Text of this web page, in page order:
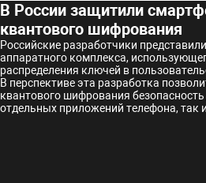
В России защитили
квантового шифрования
Российские разработчики
аппаратного комплекса,
распределения ключей в
В перспективе эта разработка
квантового шифрования
отдельных приложений телефона, так